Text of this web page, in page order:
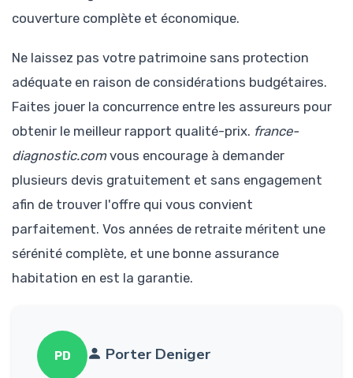
couverture complète et économique.
Ne laissez pas votre patrimoine sans protection
adéquate en raison de considérations budgétaires.
Faites jouer la concurrence entre les assureurs pour
obtenir le meilleur rapport qualité-prix. france-
diagnostic.comvous encourage à demander
plusieurs devis gratuitement et sans engagement
afin de trouver l'offre qui vous convient
parfaitement. Vos années de retraite méritent une
sérénité complète, et une bonne assurance
habitation en est la garantie.
PD Porter Deniger